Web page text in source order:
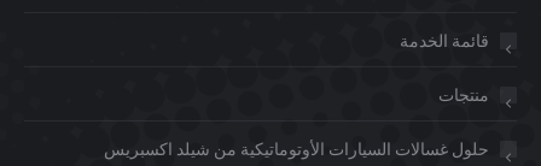
قائمة الخدمة
منتجات
حلول غسالات السيارات الأوتوماتيكية من شيلد اكسبريس